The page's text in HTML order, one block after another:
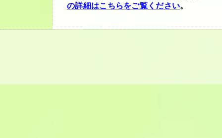
の詳細はこちらをご覧ください。